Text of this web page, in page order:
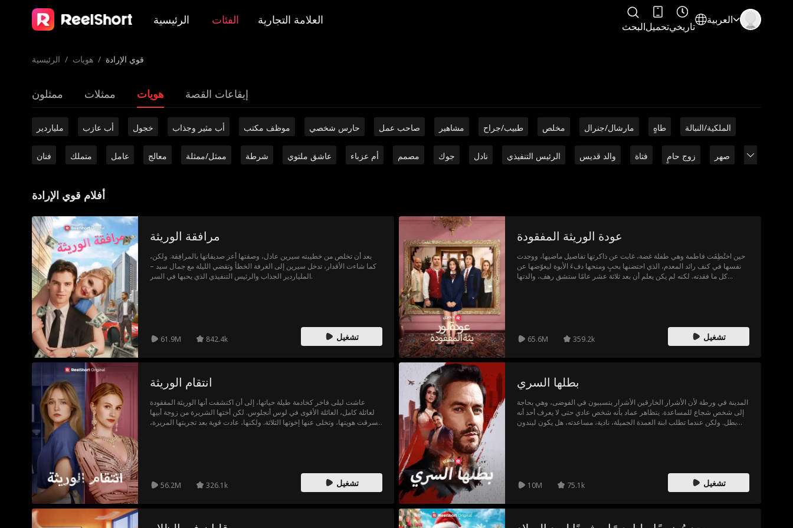
الرئيسية الفئات العلامة التجارية البحثتحميلتاريخي
العربية
الرئيسية / هويات / قوي الإرادة
ممثلون ممثلات هويات إيقاعات القصة
ملياردير أب عازب خجول أب مثير وجذاب موظف مكتب حارس شخصي صاحب عمل مشاهير طبيب/جراح مخلص مارشال/جنرال طاهٍ الملكية/النبالة
فنان متملك عامل معالج ممثل/ممثلة شرطة عاشق ملتوي أم عزباء مصمم جوك نادل الرئيس التنفيذي والد قديس فتاة زوج حامٍ صهر
أفلام قوي الإرادة
مرافقة الوريثة
بعد أن تخلص من خطيبته سيرين عادل، وصفتها أعز صديقاتها بالمرافِقة. ولكن،
كما شاءت الأقدار، تدخل سيرين إلى الغرفة الخطأ وتقضي الليلة مع جمال سيد –
الملياردير الجذاب والرئيس التنفيذي الذي يحبها في السر.
61.9M 842.4k تشغيل
عودة الوريثة المفقودة
حين اختُطِفَت فاطمة وهي طفلة غضة، غابت عن ذاكرتها تفاصيل ماضيها، ووجدت
نفسها في كنف رائد المعدم، الذي احتضنها بحبٍ ومنحها دفءَ الأبوة ليعوّضها عن
كل ما فقدته. لكنه لم يكن يعلم أن بعد ثلاثة عشر عامًا ستشق رهف، والدتها
65.6M 359.2k تشغيل
انتقام الوريثة
عاشت ليلى فاخر كخادمة طيلة حياتها، إلى أن اكتشفت أنها الوريثة المفقودة
لعائلة كامل، العائلة الأقوى في لوس أنجلوس. لكن أختها الشريرة من زوجة أبيها
سرقت هويتها، وتخلى عنها إخوتها الثلاثة. ولكنها، عادت قوية بعد تجربتها المريرة،
56.2M 326.1k تشغيل
بطلها السري
المدينة في ورطة لأن الأشرار الخارقين الأشرار يتسببون في الفوضى، وهي بحاجة
إلى شخص شجاع للمساعدة. يتظاهر عماد بأنه شخص عادي حتى لا يعرف أحد أنه
بطل. ولكن عندما تطلب ابنة العمدة الجميلة، نادية، مساعدته، هل يكون ليندون
10M 75.1k تشغيل